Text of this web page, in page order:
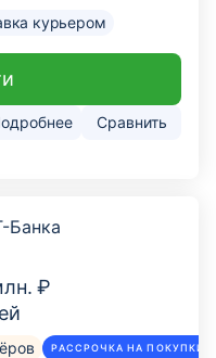
курьером
Сравнить
Банка
₽
РАССРОЧКА НА ПОКУПКИ